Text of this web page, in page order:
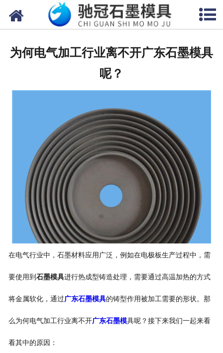
网站首页
新闻中心
视频中心
联系我们
为何电气加工行业离不开广东石墨模具
呢？
在电气行业中，石墨材料应用广泛，例如在电极板生产过程中，需
要使用到 石墨模具进行热成型铸造处理，需要通过高温加热的方式
将金属软化，通过广东石墨模具的铸型作用被加工需要的形状。那
么为何电气加工行业离不开广东石墨模具呢？接下来我们一起来看
看其中的原因：